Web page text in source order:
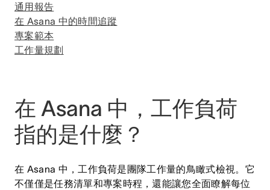
通用報告
在 Asana 中的時間追蹤
專案範本
工作量規劃
在 Asana 中，工作負荷
指的是什麼？
在 Asana 中，工作負荷是團隊工作量的鳥瞰式檢視。它
不僅僅是任務清單和專案時程，還能讓您全面瞭解每位